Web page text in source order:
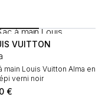
VUITTON
main Louis Vuitton Alma en
verni noir
€